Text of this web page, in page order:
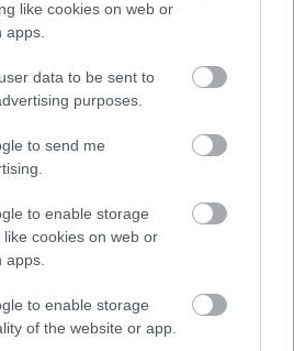
like cookies on web or
data to be sent to
purposes.
to send me
to enable storage
cookies on web or
to enable storage
of the website or app.
Remaining
0:14